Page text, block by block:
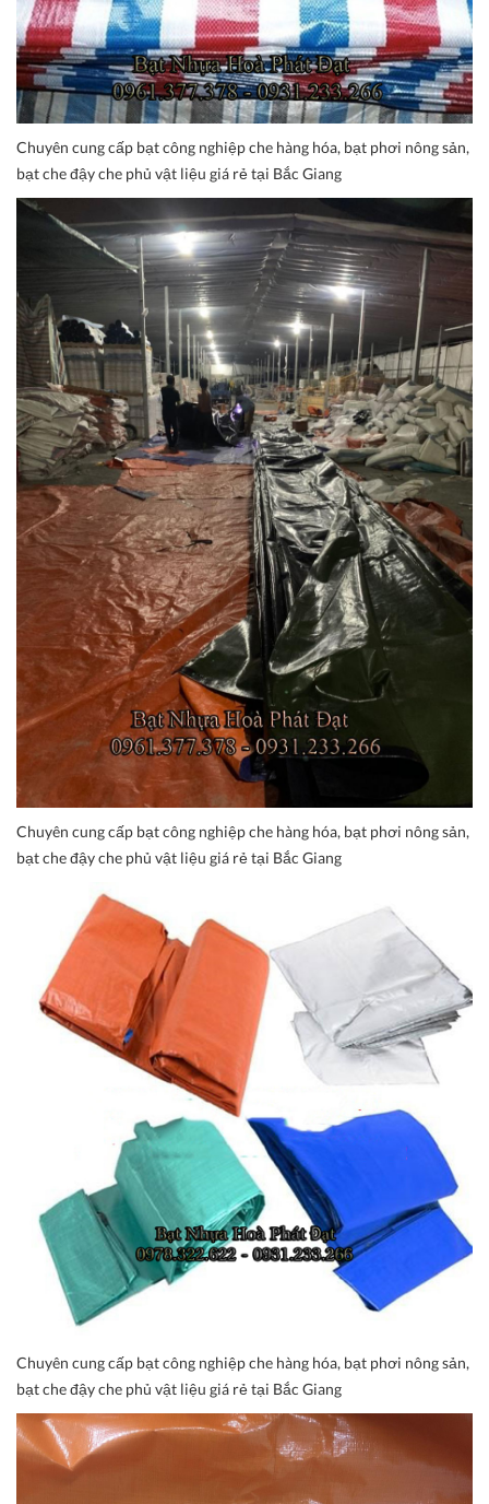
Chuyên cung cấp bạt công nghiệp che hàng hóa, bạt phơi nông sản,
bạt che đậy che phủ vật liệu giá rẻ tại Bắc Giang
Chuyên cung cấp bạt công nghiệp che hàng hóa, bạt phơi nông sản,
bạt che đậy che phủ vật liệu giá rẻ tại Bắc Giang
Chuyên cung cấp bạt công nghiệp che hàng hóa, bạt phơi nông sản,
bạt che đậy che phủ vật liệu giá rẻ tại Bắc Giang